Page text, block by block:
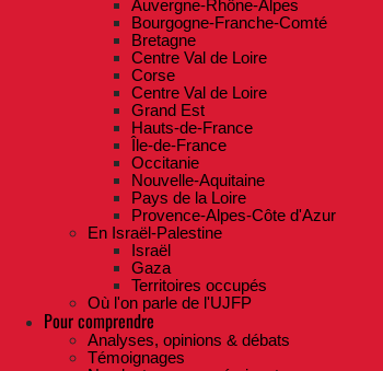
Auvergne-Rhône-Alpes
Bourgogne-Franche-Comté
Bretagne
Centre Val de Loire
Corse
Centre Val de Loire
Grand Est
Hauts-de-France
Île-de-France
Occitanie
Nouvelle-Aquitaine
Pays de la Loire
Provence-Alpes-Côte d'Azur
En Israël-Palestine
Israël
Gaza
Territoires occupés
Où l'on parle de l'UJFP
Pour comprendre
Analyses, opinions & débats
Témoignages